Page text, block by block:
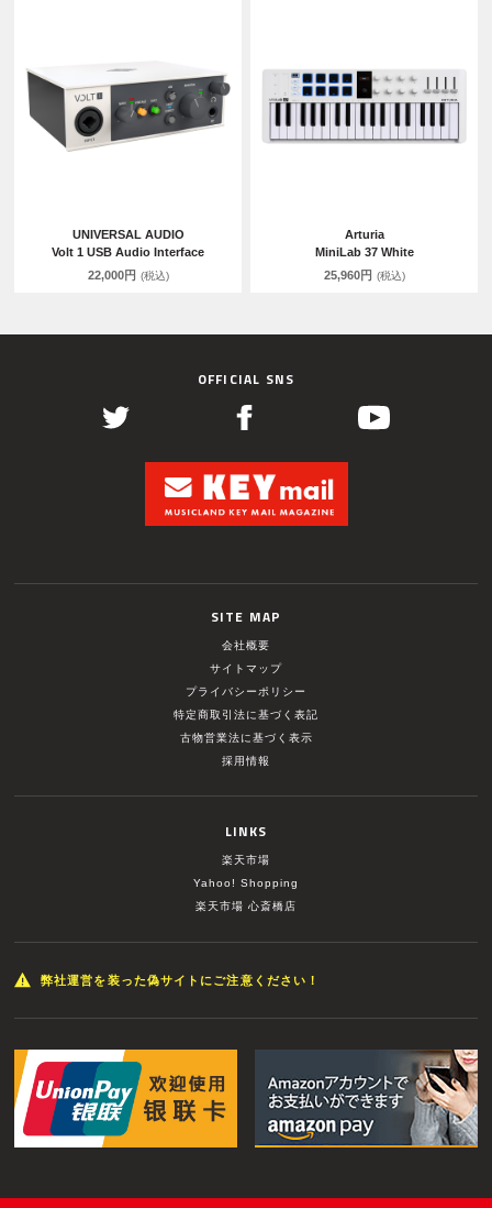
UNIVERSAL AUDIO
Volt 1 USB Audio Interface
22,000円 (税込)
Arturia
MiniLab 37 White
25,960円 (税込)
OFFICIAL SNS
SITE MAP
会社概要
サイトマップ
プライバシーポリシー
特定商取引法に基づく表記
古物営業法に基づく表示
採用情報
LINKS
楽天市場
Yahoo! Shopping
楽天市場 心斎橋店
弊社運営を装った偽サイトにご注意ください！